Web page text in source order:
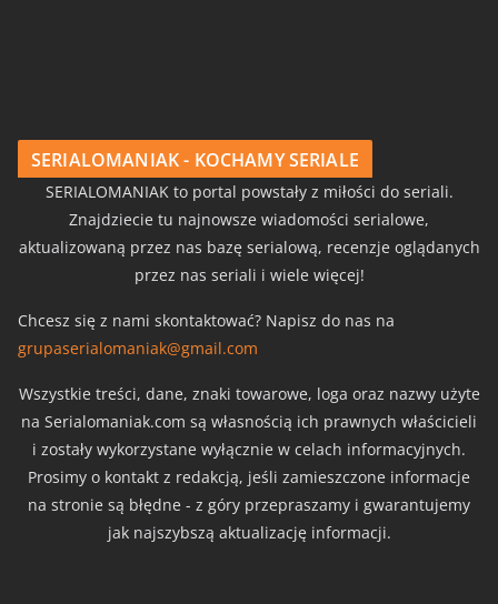
SERIALOMANIAK - KOCHAMY SERIALE
SERIALOMANIAK to portal powstały z miłości do seriali.
Znajdziecie tu najnowsze wiadomości serialowe,
aktualizowaną przez nas bazę serialową, recenzje oglądanych
przez nas seriali i wiele więcej!
Chcesz się z nami skontaktować? Napisz do nas na
grupaserialomaniak@gmail.com
Wszystkie treści, dane, znaki towarowe, loga oraz nazwy użyte
na Serialomaniak.com są własnością ich prawnych właścicieli
i zostały wykorzystane wyłącznie w celach informacyjnych.
Prosimy o kontakt z redakcją, jeśli zamieszczone informacje
na stronie są błędne - z góry przepraszamy i gwarantujemy
jak najszybszą aktualizację informacji.